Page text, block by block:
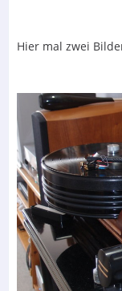
Hier mal zwei